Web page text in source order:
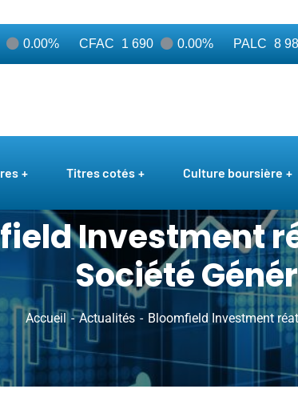
0.00% CFAC 1 690 0.00% PALC 8 980
Titres cotés Culture boursière
Investment
Société
Accueil Actualités Bloomfield Investment